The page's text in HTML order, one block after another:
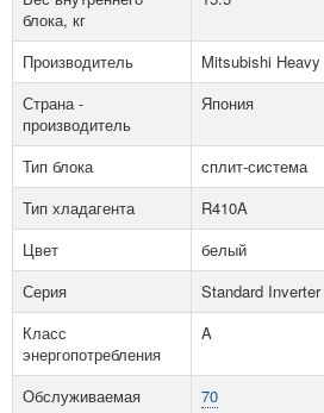
блока, кг
Производитель
Mitsubishi
Страна -
производитель
Япония
Тип блока
сплит-система
Тип хладагента
R410A
Цвет
белый
Серия
Standard Inverter
Класс
энергопотребления
A
Обслуживаемая
70